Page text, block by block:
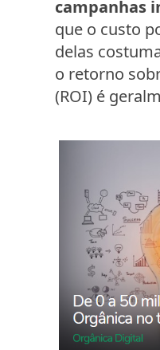
campanhas
que o custo
delas
o retorno
(ROI) é